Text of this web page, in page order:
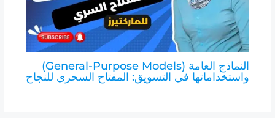
النماذج العامة (General-Purpose Models)
واستخداماتها في التسويق: المفتاح السحري للنجاح